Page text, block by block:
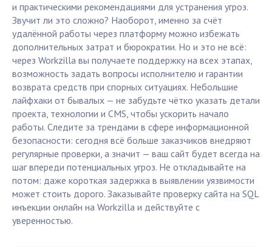
и практическими рекомендациями для устранения угроз.
Звучит ли это сложно? Наоборот, именно за счёт
удалённой работы через платформу можно избежать
дополнительных затрат и бюрократии. Но и это не всё:
через Workzilla вы получаете поддержку на всех этапах,
возможность задать вопросы исполнителю и гарантии
возврата средств при спорных ситуациях. Небольшие
лайфхаки от бывалых — не забудьте чётко указать детали
проекта, технологии и CMS, чтобы ускорить начало
работы. Следите за трендами в сфере информационной
безопасности: сегодня всё больше заказчиков внедряют
регулярные проверки, а значит — ваш сайт будет всегда на
шаг впереди потенциальных угроз. Не откладывайте на
потом: даже короткая задержка в выявлении уязвимости
может стоить дорого. Заказывайте проверку сайта на SQL
инъекции онлайн на Workzilla и действуйте с
уверенностью.